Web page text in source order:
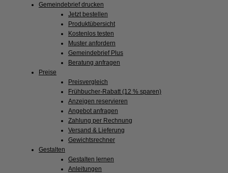
Gemeindebrief drucken
Jetzt bestellen
Produktübersicht
Kostenlos testen
Muster anfordern
Gemeindebrief Plus
Beratung anfragen
Preise
Preisvergleich
Frühbucher-Rabatt (12 % sparen)
Anzeigen reservieren
Angebot anfragen
Zahlung per Rechnung
Versand & Lieferung
Gewichtsrechner
Gestalten
Gestalten lernen
Anleitungen